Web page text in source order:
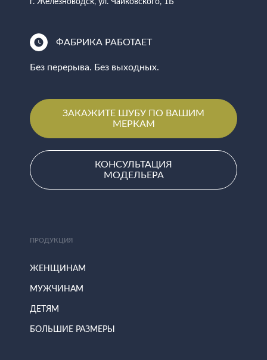
г. Железноводск, ул. Чайковского, 1Б
ФАБРИКА РАБОТАЕТ
Без перерыва. Без выходных.
ЗАКАЖИТЕ ШУБУ ПО ВАШИМ
МЕРКАМ
КОНСУЛЬТАЦИЯ
МОДЕЛЬЕРА
ПРОДУКЦИЯ
ЖЕНЩИНАМ
МУЖЧИНАМ
ДЕТЯМ
БОЛЬШИЕ РАЗМЕРЫ